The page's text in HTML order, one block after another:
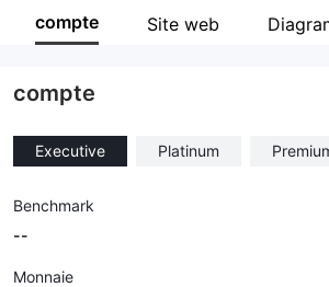
Société
compte Site web
compte
Executive Platinum
Benchmark
--
Monnaie